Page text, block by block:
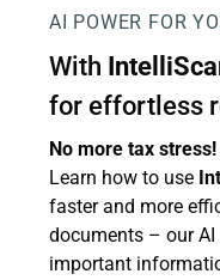
AI POWER FOR
With
for effortless
No more tax stress!
Learn how to use
faster and more
documents – our
important